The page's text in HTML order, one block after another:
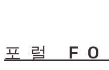
포럴